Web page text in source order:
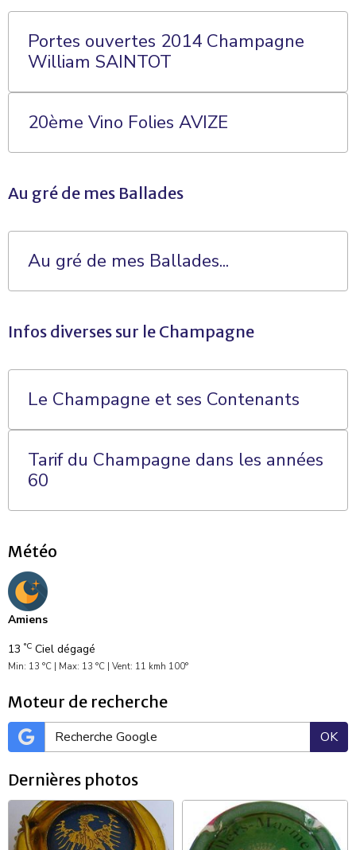
Portes ouvertes 2014 Champagne
William SAINTOT
20ème Vino Folies AVIZE
Au gré de mes Ballades
Au gré de mes Ballades...
Infos diverses sur le Champagne
Le Champagne et ses Contenants
Tarif du Champagne dans les années
60
Météo
Amiens
13 °C Ciel dégagé
Min: 13 °C | Max: 13 °C | Vent: 11 kmh 100°
Moteur de recherche
OK
Dernières photos